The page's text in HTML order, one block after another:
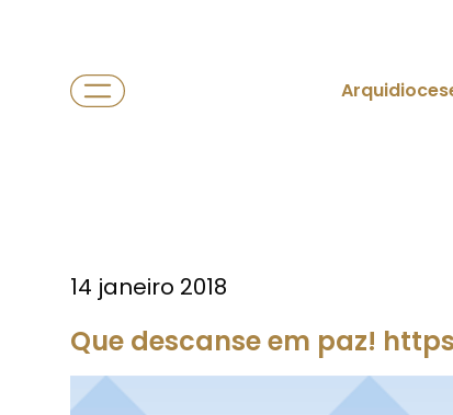
14 janeiro 2018
Que descanse em paz!